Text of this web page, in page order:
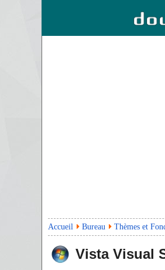
Accueil Bureau Thèmes et
Vista Visual